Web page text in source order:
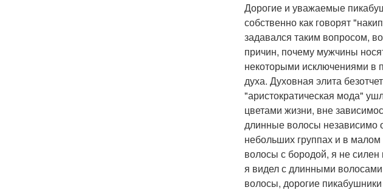
Дорогие и уважаемые
собственно как говорят
задавался таким вопросом,
причин, почему мужчины
некоторыми исключениями в
духа. Духовная элита
"аристократическая мода"
цветами жизни, вне
длинные волосы независимо
небольших группах и в
волосы с бородой, я не
я видел с длинными
волосы, дорогие